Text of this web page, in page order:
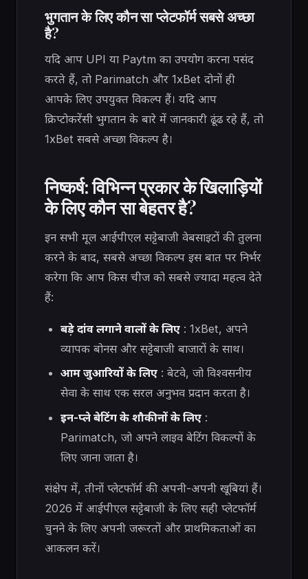
भुगतान के लिए कौन सा प्लेटफॉर्म सबसे अच्छा
है?
यदि आप UPI या Paytm का उपयोग करना पसंद
करते हैं, तो Parimatch और 1xBet दोनों ही
आपके लिए उपयुक्त विकल्प हैं। यदि आप
क्रिप्टोकरेंसी भुगतान के बारे में जानकारी ढूंढ रहे हैं, तो
1xBet सबसे अच्छा विकल्प है।
निष्कर्ष: विभिन्न प्रकार के खिलाड़ियों
के लिए कौन सा बेहतर है?
इन सभी मूल आईपीएल सट्टेबाजी वेबसाइटों की तुलना
करने के बाद, सबसे अच्छा विकल्प इस बात पर निर्भर
करेगा कि आप किस चीज को सबसे ज्यादा महत्व देते
हैं:
बड़े दांव लगाने वालों के लिए: 1xBet, अपने
व्यापक बोनस और सट्टेबाजी बाजारों के साथ।
आम जुआरियों के लिए: बेटवे, जो विश्वसनीय
सेवा के साथ एक सरल अनुभव प्रदान करता है।
इन-प्ले बेटिंग के शौकीनों के लिए:
Parimatch, जो अपने लाइव बेटिंग विकल्पों के
लिए जाना जाता है।
संक्षेप में, तीनों प्लेटफॉर्म की अपनी-अपनी खूबियां हैं।
2026 में आईपीएल सट्टेबाजी के लिए सही प्लेटफॉर्म
चुनने के लिए अपनी जरूरतों और प्राथमिकताओं का
आकलन करें।